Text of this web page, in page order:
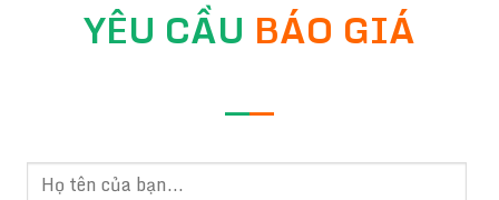
YÊU CẦU BÁO GIÁ
——